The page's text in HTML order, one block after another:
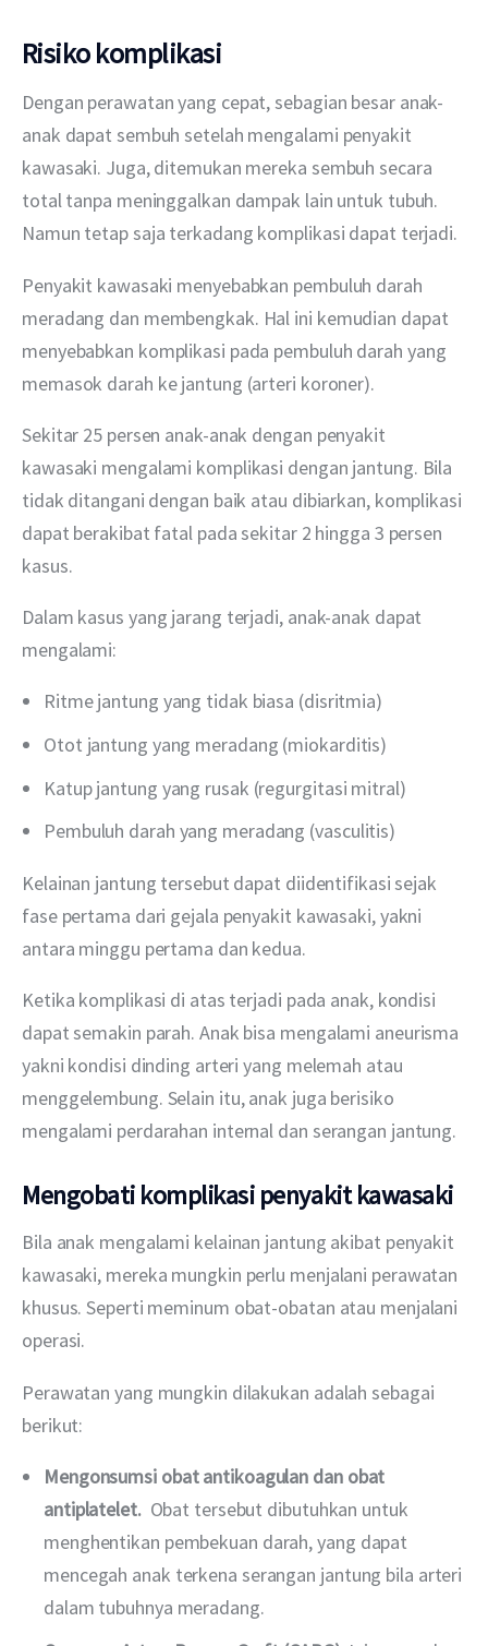
Risiko komplikasi
Dengan perawatan yang cepat, sebagian besar anak-
anak dapat sembuh setelah mengalami penyakit
kawasaki. Juga, ditemukan mereka sembuh secara
total tanpa meninggalkan dampak lain untuk tubuh.
Namun tetap saja terkadang komplikasi dapat terjadi.
Penyakit kawasaki menyebabkan pembuluh darah
meradang dan membengkak. Hal ini kemudian dapat
menyebabkan komplikasi pada pembuluh darah yang
memasok darah ke jantung (arteri koroner).
Sekitar 25 persen anak-anak dengan penyakit
kawasaki mengalami komplikasi dengan jantung. Bila
tidak ditangani dengan baik atau dibiarkan, komplikasi
dapat berakibat fatal pada sekitar 2 hingga 3 persen
kasus.
Dalam kasus yang jarang terjadi, anak-anak dapat
mengalami:
Ritme jantung yang tidak biasa (disritmia)
Otot jantung yang meradang (miokarditis)
Katup jantung yang rusak (regurgitasi mitral)
Pembuluh darah yang meradang (vasculitis)
Kelainan jantung tersebut dapat diidentifikasi sejak
fase pertama dari gejala penyakit kawasaki, yakni
antara minggu pertama dan kedua.
Ketika komplikasi di atas terjadi pada anak, kondisi
dapat semakin parah. Anak bisa mengalami aneurisma
yakni kondisi dinding arteri yang melemah atau
menggelembung. Selain itu, anak juga berisiko
mengalami perdarahan internal dan serangan jantung.
Mengobati komplikasi penyakit kawasaki
Bila anak mengalami kelainan jantung akibat penyakit
kawasaki, mereka mungkin perlu menjalani perawatan
khusus. Seperti meminum obat-obatan atau menjalani
operasi.
Perawatan yang mungkin dilakukan adalah sebagai
berikut:
Mengonsumsi obat antikoagulan dan obat
antiplatelet. Obat tersebut dibutuhkan untuk
menghentikan pembekuan darah, yang dapat
mencegah anak terkena serangan jantung bila arteri
dalam tubuhnya meradang.